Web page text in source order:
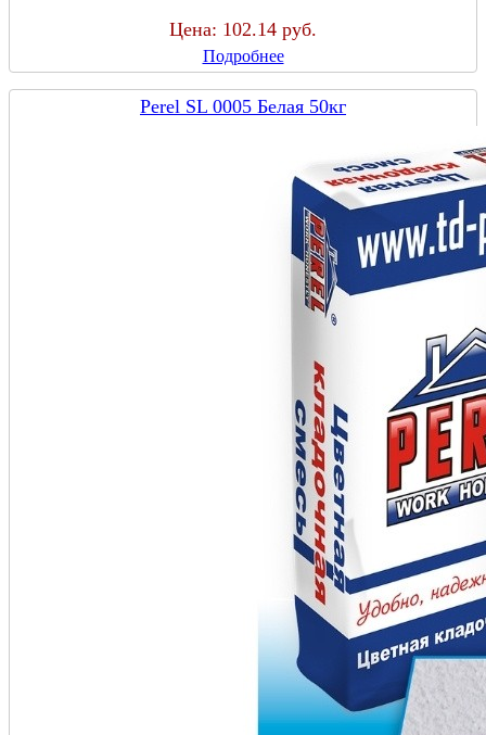
Цена: 102.14 руб.
Подробнее
Perel SL 0005 Белая 50кг